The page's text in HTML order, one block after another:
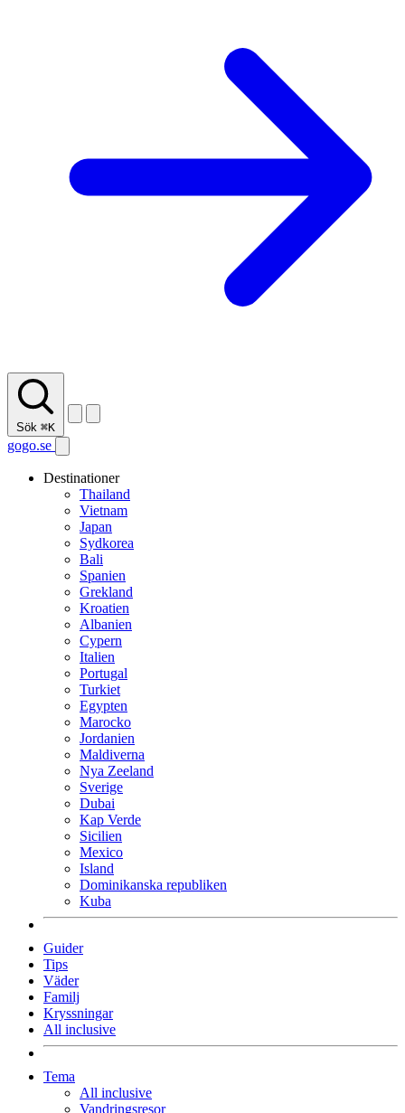
Sök ⌘K
gogo.se
Destinationer
Thailand
Vietnam
Japan
Sydkorea
Bali
Spanien
Grekland
Kroatien
Albanien
Cypern
Italien
Portugal
Turkiet
Egypten
Marocko
Jordanien
Maldiverna
Nya Zeeland
Sverige
Dubai
Kap Verde
Sicilien
Mexico
Island
Dominikanska republiken
Kuba
Guider
Tips
Väder
Familj
Kryssningar
All inclusive
Tema
All inclusive
Vandringsresor